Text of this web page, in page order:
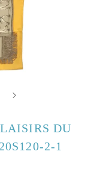
DU
2-1